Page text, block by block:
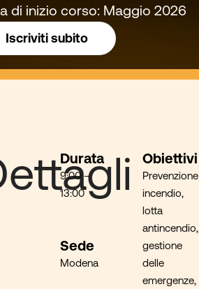
di inizio corso: Maggio 2026
Iscriviti subito
Durata
9:00 –
13:00
Sede
Modena
Obiettivi
Prevenzione
incendio,
lotta
antincendio,
gestione
delle
emergenze,